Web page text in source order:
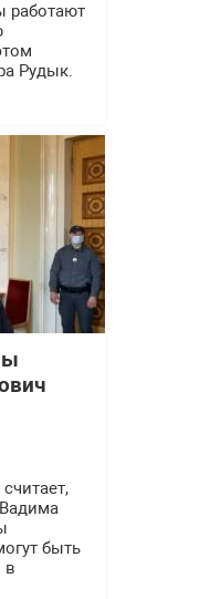
работают
Рудык.
быть
в